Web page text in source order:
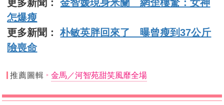
更多新聞：金智媛現身米蘭 網歪樓驚：女神
怎爆瘦
更多新聞：朴敏英胖回來了 曝曾瘦到37公斤
險喪命
推薦圖輯 金馬／河智苑甜笑風靡全場